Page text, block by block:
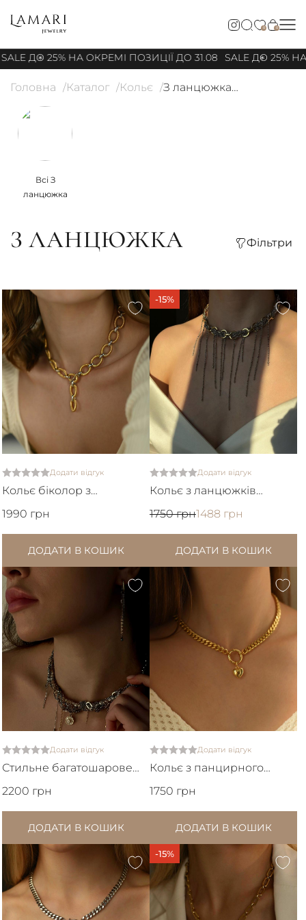
0 0
ДО 25% НА ОКРЕМІ ПОЗИЦІЇ ДО 31.08SALE ДО 25% НА
Головна Каталог Кольє З ланцюжка
Всі З
ланцюжка
Фільтри
З ЛАНЦЮЖКА
Додати відгук
Кольє біколор з
акцентного ланцюжка
1990 грн
ДОДАТИ В КОШИК
-15%
Додати відгук
Кольє з ланцюжків
біколор
1750 грн1488 грн
ДОДАТИ В КОШИК
Додати відгук
Стильне багатошарове
кольє з перлинами та
2200 грн
ДОДАТИ В КОШИК
Додати відгук
Кольє з панцирного
ланцюжка зі з'ємним
1750 грн
ДОДАТИ В КОШИК
-15%